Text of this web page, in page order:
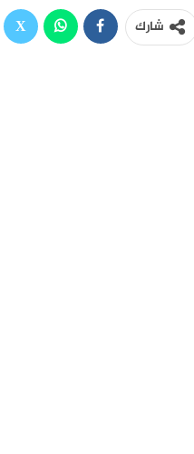
شارك